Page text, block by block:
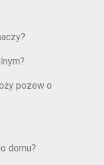
pozew o
domu?